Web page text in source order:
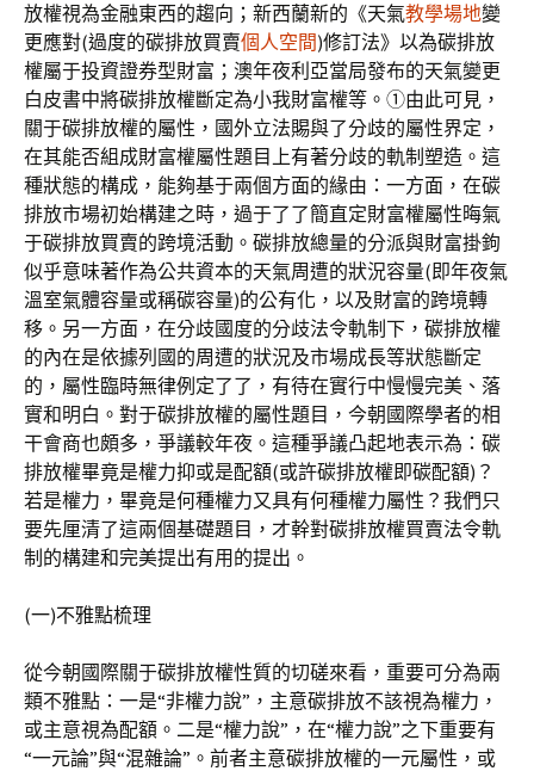
放權視為金融東西的趨向；新西蘭新的《天氣教學場地變
更應對(過度的碳排放買賣個人空間)修訂法》以為碳排放
權屬于投資證券型財富；澳年夜利亞當局發布的天氣變更
白皮書中將碳排放權斷定為小我財富權等。①由此可見，
關于碳排放權的屬性，國外立法賜與了分歧的屬性界定，
在其能否組成財富權屬性題目上有著分歧的軌制塑造。這
種狀態的構成，能夠基于兩個方面的緣由：一方面，在碳
排放市場初始構建之時，過于了了簡直定財富權屬性晦氣
于碳排放買賣的跨境活動。碳排放總量的分派與財富掛鉤
似乎意味著作為公共資本的天氣周遭的狀況容量(即年夜氣
溫室氣體容量或稱碳容量)的公有化，以及財富的跨境轉
移。另一方面，在分歧國度的分歧法令軌制下，碳排放權
的內在是依據列國的周遭的狀況及市場成長等狀態斷定
的，屬性臨時無律例定了了，有待在實行中慢慢完美、落
實和明白。對于碳排放權的屬性題目，今朝國際學者的相
干會商也頗多，爭議較年夜。這種爭議凸起地表示為：碳
排放權畢竟是權力抑或是配額(或許碳排放權即碳配額)？
若是權力，畢竟是何種權力又具有何種權力屬性？我們只
要先厘清了這兩個基礎題目，才幹對碳排放權買賣法令軌
制的構建和完美提出有用的提出。
(一)不雅點梳理
從今朝國際關于碳排放權性質的切磋來看，重要可分為兩
類不雅點：一是“非權力說”，主意碳排放不該視為權力，
或主意視為配額。二是“權力說”，在“權力說”之下重要有
“一元論”與“混雜論”。前者主意碳排放權的一元屬性，或